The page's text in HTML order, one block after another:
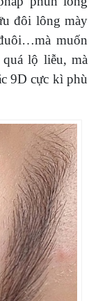
đôi lông mày
muốn
lộ liễu, mà
9D cực kì phù